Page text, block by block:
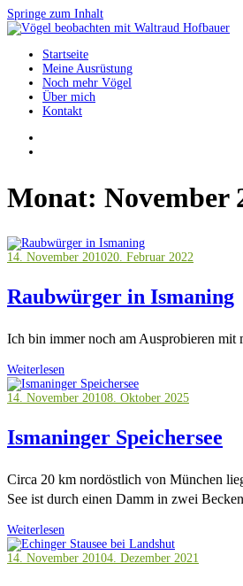
Springe zum Inhalt
Vögel beobachten mit
Startseite
Meine Ausrüstung
Noch mehr Vögel
Über mich
Kontakt
Monat: November
14. November 201020. Februar 2022
Raubwürger in Ismaning
Ich bin immer noch am Ausprobieren mit
Weiterlesen
14. November 20108. Oktober 2025
Ismaninger Speichersee
Circa 20 km nordöstlich von München
See ist durch einen Damm in zwei
Weiterlesen
14. November 20104. Dezember 2021